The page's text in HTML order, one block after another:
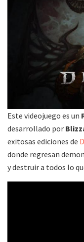
Este videojuego es un
desarrollado por
exitosas ediciones de
donde regresan
y destruir a todos lo